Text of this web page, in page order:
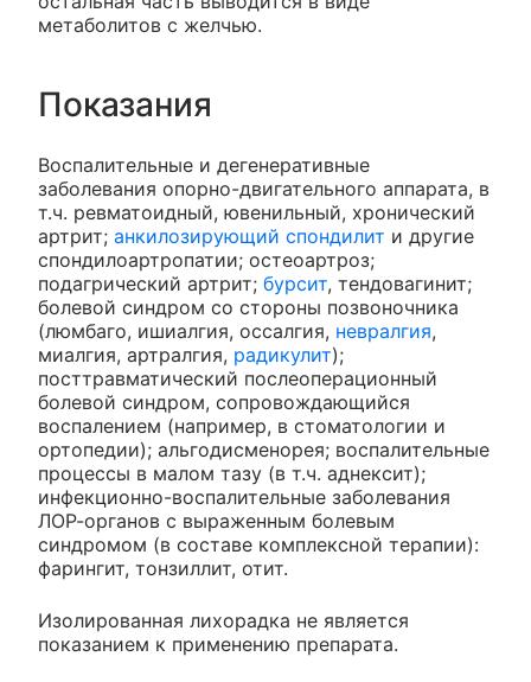
метаболитов с желчью.
Показания
Воспалительные и дегенеративные
заболевания опорно-двигательного аппарата, в
т.ч. ревматоидный, ювенильный, хронический
артрит; анкилозирующий спондилит и другие
спондилоартропатии; остеоартроз;
подагрический артрит; бурсит, тендовагинит;
болевой синдром со стороны позвоночника
(люмбаго, ишиалгия, оссалгия, невралгия,
миалгия, артралгия, радикулит);
посттравматический послеоперационный
болевой синдром, сопровождающийся
воспалением (например, в стоматологии и
ортопедии); альгодисменорея; воспалительные
процессы в малом тазу (в т.ч. аднексит);
инфекционно-воспалительные заболевания
ЛОР-органов с выраженным болевым
синдромом (в составе комплексной терапии):
фарингит, тонзиллит, отит.
Изолированная лихорадка не является
показанием к применению препарата.